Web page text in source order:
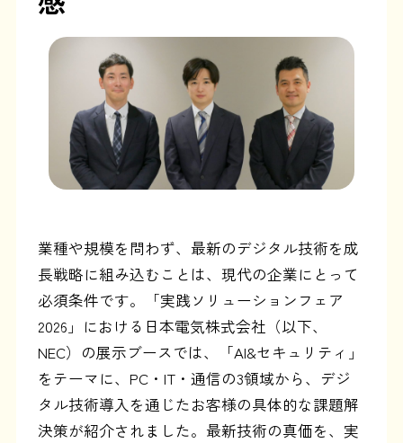
業種や規模を問わず、最新のデジタル技術を成
長戦略に組み込むことは、現代の企業にとって
必須条件です。「実践ソリューションフェア
2026」における日本電気株式会社（以下、
NEC）の展示ブースでは、「AI&セキュリティ」
をテーマに、PC・IT・通信の3領域から、デジ
タル技術導入を通じたお客様の具体的な課題解
決策が紹介されました。最新技術の真価を、実